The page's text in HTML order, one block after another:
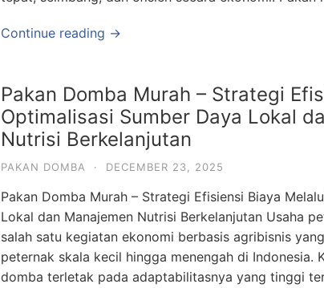
Continue reading →
Pakan Domba Murah – Strategi
Optimalisasi Sumber Daya Lokal
Nutrisi Berkelanjutan
PAKAN DOMBA · DECEMBER 23, 2025
Pakan Domba Murah – Strategi Efisiensi Biaya
Lokal dan Manajemen Nutrisi Berkelanjutan Usaha
salah satu kegiatan ekonomi berbasis agribisnis
peternak skala kecil hingga menengah di Indonesia.
domba terletak pada adaptabilitasnya yang tinggi